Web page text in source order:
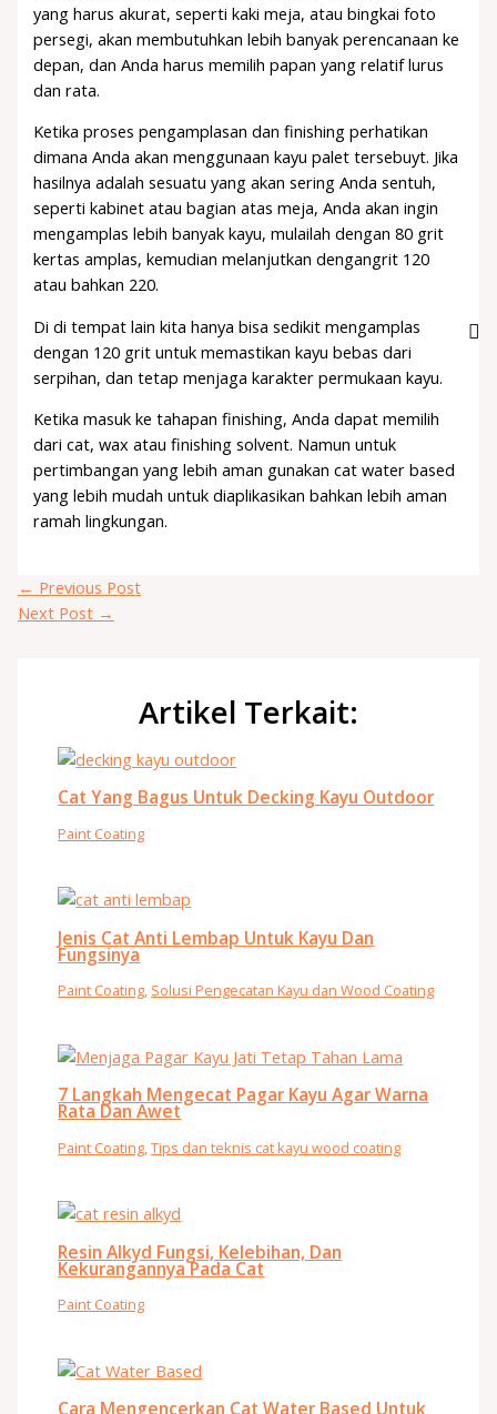
yang harus akurat, seperti kaki meja, atau bingkai foto
persegi, akan membutuhkan lebih banyak perencanaan ke
depan, dan Anda harus memilih papan yang relatif lurus
dan rata.
Ketika proses pengamplasan dan finishing perhatikan
dimana Anda akan menggunaan kayu palet tersebuyt. Jika
hasilnya adalah sesuatu yang akan sering Anda sentuh,
seperti kabinet atau bagian atas meja, Anda akan ingin
mengamplas lebih banyak kayu, mulailah dengan 80 grit
kertas amplas, kemudian melanjutkan dengangrit 120
atau bahkan 220.
Di di tempat lain kita hanya bisa sedikit mengamplas
dengan 120 grit untuk memastikan kayu bebas dari
serpihan, dan tetap menjaga karakter permukaan kayu.
Ketika masuk ke tahapan finishing, Anda dapat memilih
dari cat, wax atau finishing solvent. Namun untuk
pertimbangan yang lebih aman gunakan cat water based
yang lebih mudah untuk diaplikasikan bahkan lebih aman
ramah lingkungan.
← Previous Post
Next Post →
Artikel Terkait:
Cat Yang Bagus Untuk Decking Kayu Outdoor
Paint Coating
Jenis Cat Anti Lembap Untuk Kayu Dan
Fungsinya
Paint Coating, Solusi Pengecatan Kayu dan Wood Coating
7 Langkah Mengecat Pagar Kayu Agar Warna
Rata Dan Awet
Paint Coating,Tips dan teknis cat kayu wood coating
Resin Alkyd Fungsi, Kelebihan, Dan
Kekurangannya Pada Cat
Paint Coating
Cara Mengencerkan Cat Water Based Untuk